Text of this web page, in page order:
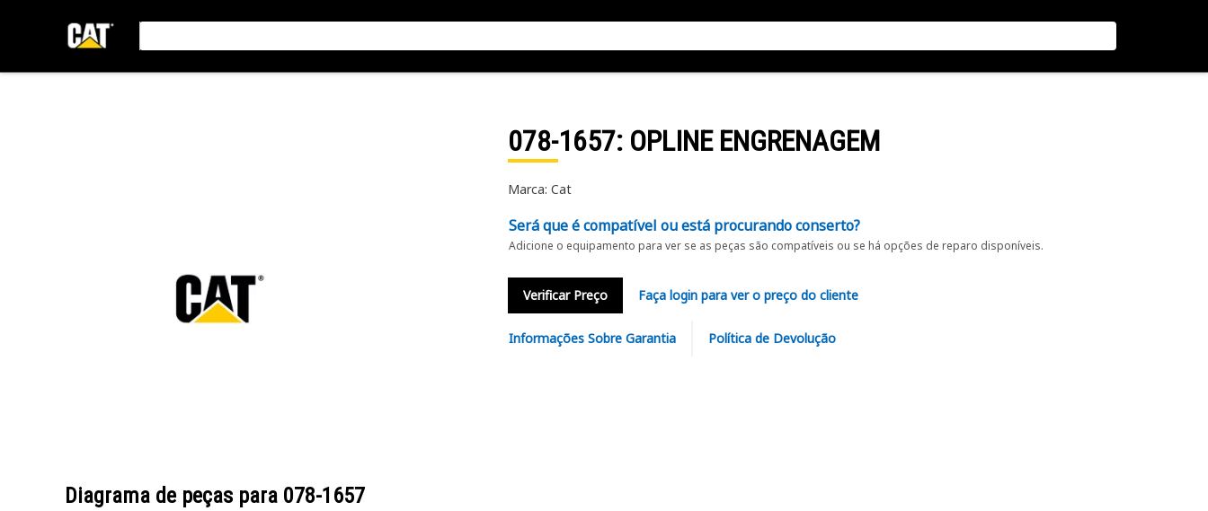
078-1657: OPLINE ENGRENAGEM
Marca: Cat
Será que é compatível ou está procurando conserto?
Adicione o equipamento para ver se as peças são compatíveis ou se há opções de reparo disponíveis.
Verificar Preço Faça login para ver o preço do cliente
Informações Sobre Garantia Política de Devolução
Diagrama de peças para 078-1657